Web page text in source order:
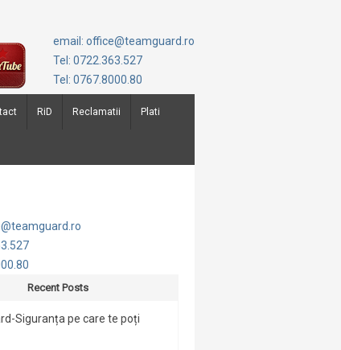
email: office@teamguard.ro
Tel: 0722.363.527
Tel: 0767.8000.80
RiD Reclamatii Plati
Recent Posts
Siguranța pe care te poți